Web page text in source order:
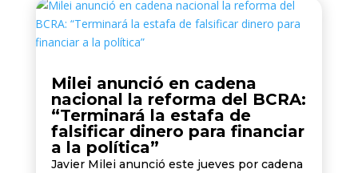
Milei anunció en cadena
nacional la reforma del BCRA:
“Terminará la estafa de
falsificar dinero para financiar
a la política”
Javier Milei anunció este jueves por cadena